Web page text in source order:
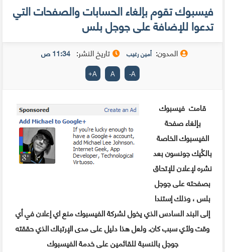
فيسبوك تقوم بإلغاء الحسابات والصفحات التي
تدعوا للإضافة على جوجل بلس
المدون: أمين رغيب تاريخ النشر: 11:34 ص
A
-
A
A
+
قامت فيسبوك
بإلغاء صفحة
الفيسبوك الخاصة
بالڭيك جونسون بعد
نشره لإعلان للإتحاق
بصفحته على جوجل
بلس ، وذلك إستندا
إلى البند السادس الذي يخول لشركة الفيسبوك منع اي إعلان في أي
وقت ولأي سبب كان. ولعل هذا دليل على مدى الإرتباك الذي حققته
جوجل بالنسبة للقائمين على خدمة الفيسبوك